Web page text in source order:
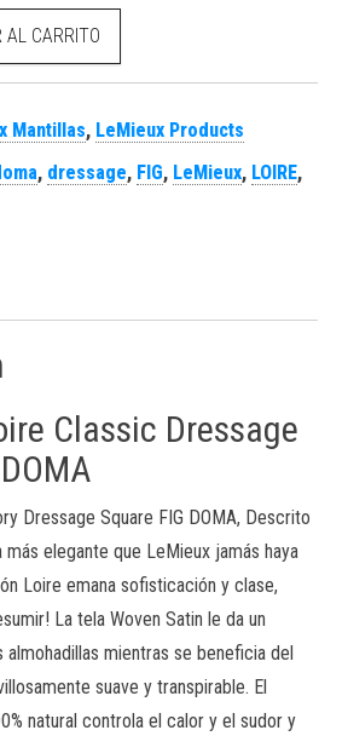
Dressage Square FIG DOMA cantidad
AL CARRITO
Mantillas, LeMieux Products
, dressage, FIG, LeMieux, LOIRE,
Classic Dressage
Dressage Square FIG DOMA, Descrito
elegante que LeMieux jamás haya
Loire emana sofisticación y clase,
La tela Woven Satin le da un
mientras se beneficia del
suave y transpirable. El
natural controla el calor y el sudor y